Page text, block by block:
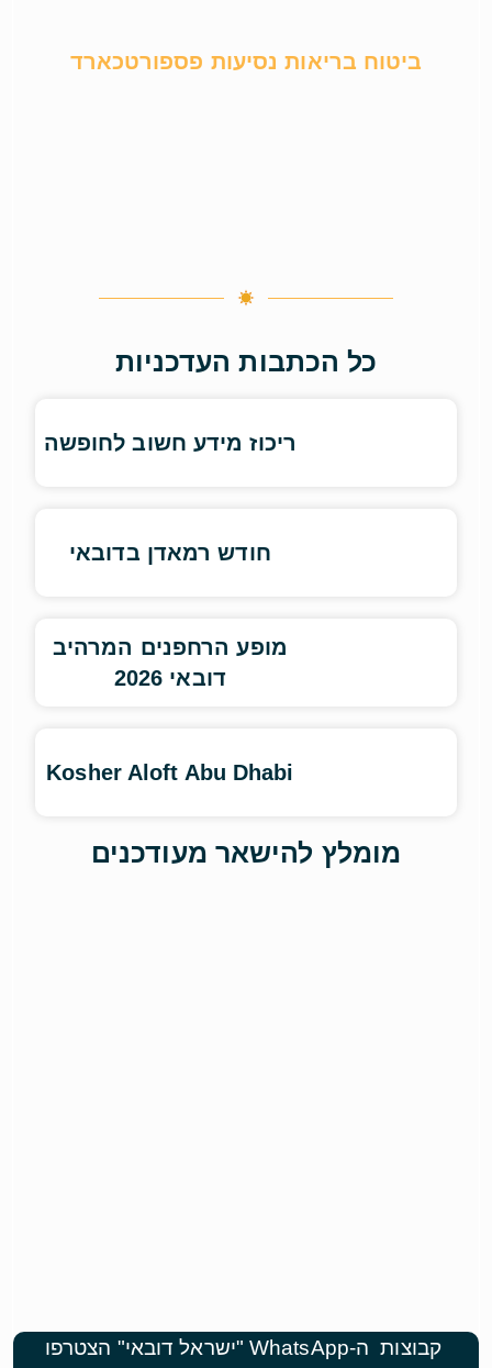
ביטוח בריאות נסיעות פספורטכארד
כל הכתבות העדכניות
ריכוז מידע חשוב לחופשה
חודש רמאדן בדובאי
מופע הרחפנים המרהיב
דובאי 2026
Kosher Aloft Abu Dhabi
מומלץ להישאר מעודכנים
קבוצות ה-WhatsApp "ישראל דובאי" הצטרפו